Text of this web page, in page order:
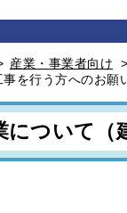
産業・事業者向け >
事を行う方へのお願
について（